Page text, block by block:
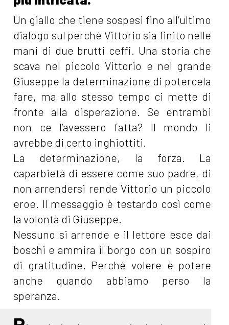
Un giallo che tiene sospesi fino all’ultimo
dialogo sul perché Vittorio sia finito nelle
mani di due brutti ceffi. Una storia che
scava nel piccolo Vittorio e nel grande
Giuseppe la determinazione di potercela
fare, ma allo stesso tempo ci mette di
fronte alla disperazione. Se entrambi
non ce l’avessero fatta? Il mondo li
avrebbe di certo inghiottiti.
La determinazione, la forza. La
caparbietà di essere come suo padre, di
non arrendersi rende Vittorio un piccolo
eroe. Il messaggio è testardo così come
la volontà di Giuseppe.
Nessuno si arrende e il lettore esce dai
boschi e ammira il borgo con un sospiro
di gratitudine. Perché volere è potere
anche quando abbiamo perso la
speranza.